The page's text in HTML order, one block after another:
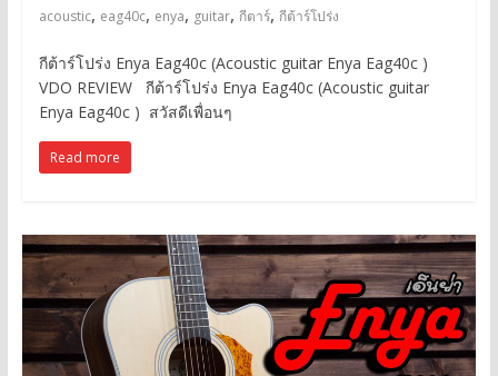
acoustic, eag40c, enya, guitar, กีตาร์, กีต้าร์โปร่ง
กีต้าร์โปร่ง Enya Eag40c (Acoustic guitar Enya Eag40c )
VDO REVIEW กีต้าร์โปร่ง Enya Eag40c (Acoustic guitar
Enya Eag40c ) สวัสดีเพื่อนๆ
Read more